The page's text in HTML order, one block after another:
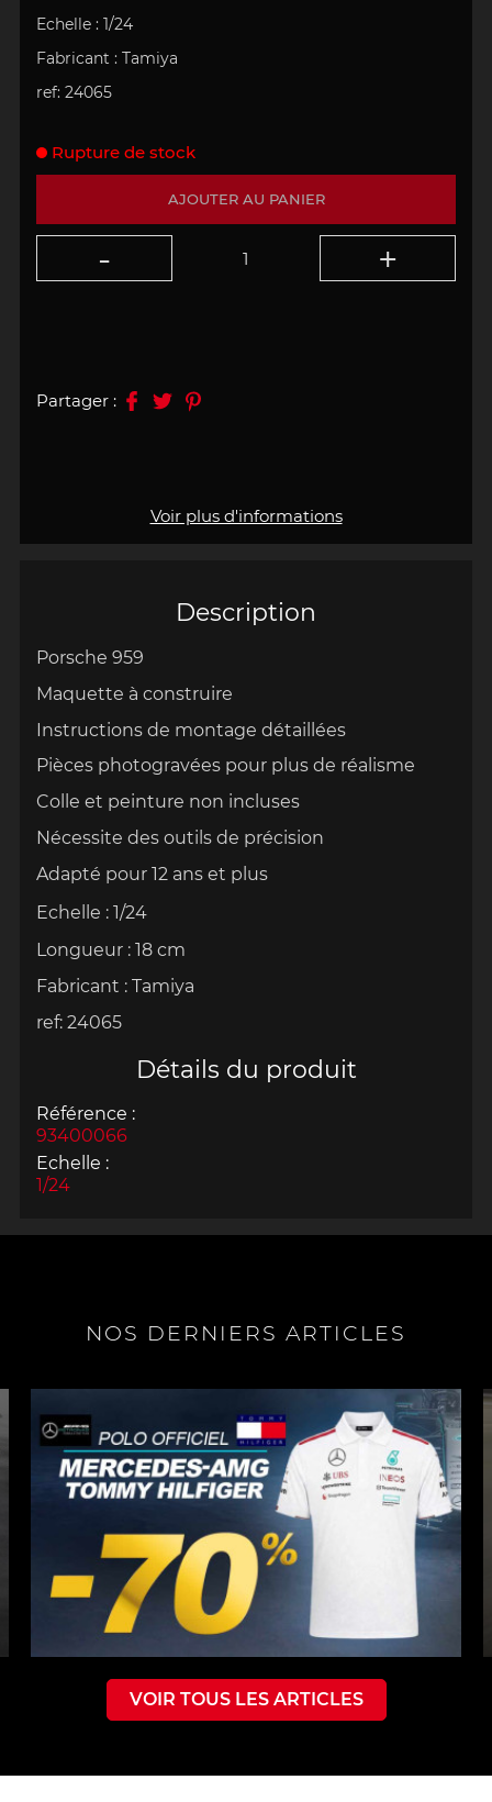
Description
Porsche 959
Maquette à construire
Instructions de montage détaillées
Pièces photogravées pour plus de réalisme
Colle et peinture non incluses
Nécessite des outils de précision
Adapté pour 12 ans et plus
Echelle : 1/24
Longueur : 18 cm
Fabricant : Tamiya
ref: 24065
Détails du produit
Référence :
93400066
Echelle :
1/24
Echelle : 1/24
Fabricant : Tamiya
ref: 24065
Voir plus d'informations
AJOUTER AU PANIER
Rupture de stock
Partager :
NOS DERNIERS ARTICLES
VOIR TOUS LES ARTICLES